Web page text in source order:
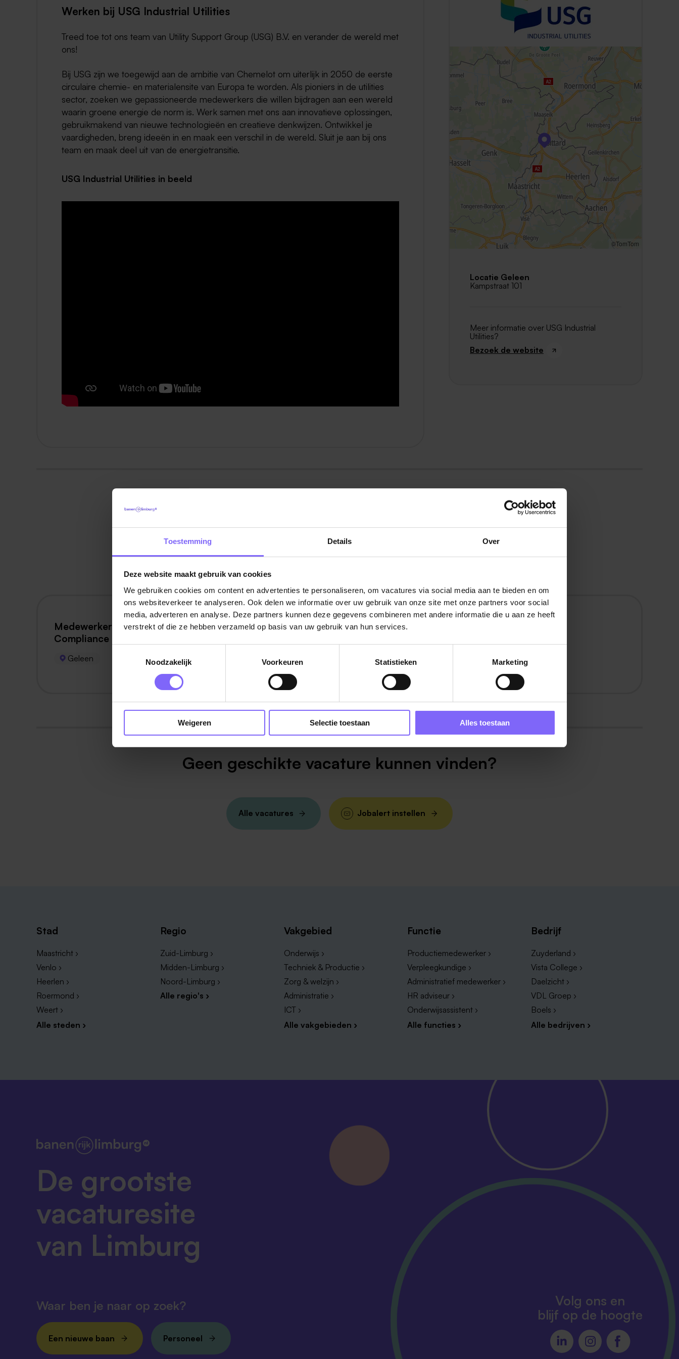
Toestemming Details Over
Deze website maakt gebruik van cookies
We gebruiken cookies om content en advertenties te personaliseren, om vacatures via social media aan te bieden en om
ons websiteverkeer te analyseren. Ook delen we informatie over uw gebruik van onze site met onze partners voor social
media, adverteren en analyse. Deze partners kunnen deze gegevens combineren met andere informatie die u aan ze heeft
verstrekt of die ze hebben verzameld op basis van uw gebruik van hun services.
Noodzakelijk
Voorkeuren Statistieken Marketing
Weigeren Selectie toestaan Alles toestaan
Kerkrade
Werken bij USG Industrial Utilities
Treed toe tot ons team van Utility Support Group (USG) B.V. en verander de wereld met
ons!
Bij USG zijn we toegewijd aan de ambitie van Chemelot om uiterlijk in 2050 de eerste
circulaire chemie- en materialensite van Europa te worden. Als pioniers in de utilities
sector, zoeken we gepassioneerde medewerkers die willen bijdragen aan een wereld
waarin groene energie de norm is. Werk samen met ons aan innovatieve oplossingen,
gebruikmakend van nieuwe technologieën en creatieve denkwijzen. Ontwikkel je
vaardigheden, breng ideeën in en maak een verschil in de wereld. Sluit je aan bij ons
team en maak deel uit van de energietransitie.
USG Industrial Utilities in beeld
©TomTom
Locatie Geleen
Kampstraat 101
Meer informatie over USG Industrial
Utilities?
Bezoek de website
Alle vacatures Kwaliteit, Veiligheid & Milieu
Medewerker ETS & CO2
Compliance
Geleen
Technical Support Engineer W
Geleen Geleen
Geen geschikte vacature kunnen vinden?
Alle vacatures Jobalert instellen
Stad
Maastricht ›
Venlo ›
Heerlen ›
Roermond ›
Weert ›
Alle steden ›
Regio
Zuid-Limburg ›
Midden-Limburg ›
Noord-Limburg ›
Alle regio's ›
Vakgebied
Onderwijs ›
Techniek & Productie ›
Zorg & welzijn ›
Administratie ›
ICT ›
Alle vakgebieden ›
Functie
Productiemedewerker ›
Verpleegkundige ›
Administratief medewerker ›
HR adviseur ›
Onderwijsassistent ›
Alle functies ›
Bedrijf
Zuyderland ›
Vista College ›
Daelzicht ›
VDL Groep ›
Boels ›
Alle bedrijven ›
De grootste
vacaturesite
van Limburg
Waar ben je naar op zoek?
Een nieuwe baan Personeel
Volg ons en
blijf op de hoogte